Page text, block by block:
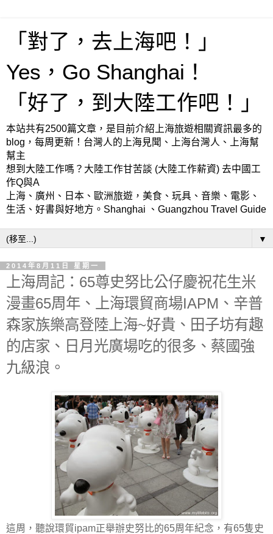
「對了，去上海吧！」
Yes，Go Shanghai！
「好了，到大陸工作吧！」
本站共有2500篇文章，是目前介紹上海旅遊相關資訊最多的
blog，每周更新！台灣人的上海見聞、上海台灣人、上海幫
幫主
想到大陸工作嗎？大陸工作甘苦談 (大陸工作薪資) 去中國工
作Q與A
上海、廣州、日本、歐洲旅遊，美食、玩具、音樂、電影、
生活、好書與好地方。Shanghai 、Guangzhou Travel Guide
▼
2014年8月11日 星期一
上海周記：65尊史努比公仔慶祝花生米
漫畫65周年、上海環貿商場IAPM、辛普
森家族樂高登陸上海~好貴、田子坊有趣
的店家、日月光廣場吃的很多、蔡國強
九級浪。
這周，聽說環貿ipam正舉辦史努比的65周年紀念，有65隻史